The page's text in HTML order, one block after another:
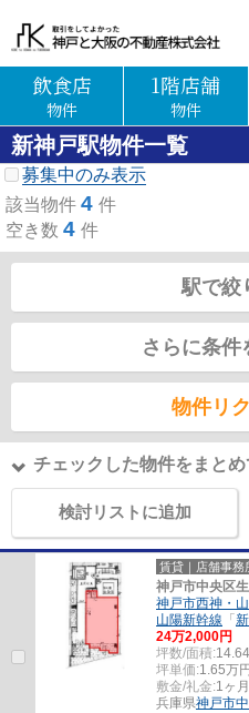
飲食店
物件
1階店舗
物件
新神戸駅物件一覧
募集中のみ表示
該当物件 4 件
空き数 4 件
駅で絞
さらに条件
物件リ
チェックした物件をまとめ
検討リストに追加
賃貸｜店舗事務
神戸市中央区
神戸市西神・
山陽新幹線 「
24万2,000円
坪数/面積:
坪単価:1.65万円
敷金/礼金:1ヶ
兵庫県神戸市